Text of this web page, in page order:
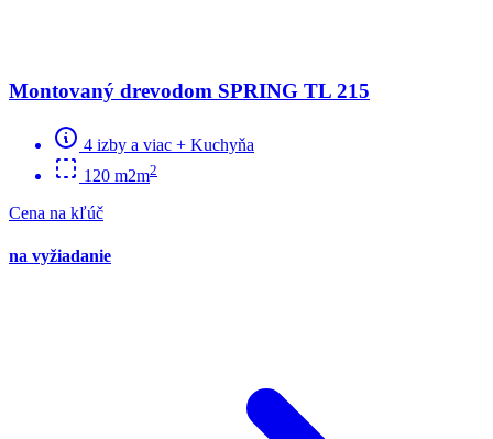
Montovaný drevodom SPRING TL 215
4 izby a viac + Kuchyňa
120 m2m2
Cena na kľúč
na vyžiadanie